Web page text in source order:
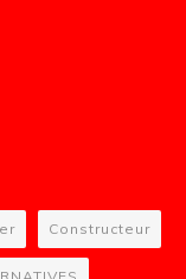
Constructeur